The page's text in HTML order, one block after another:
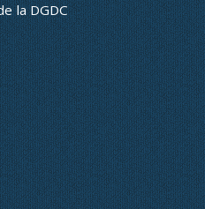
la DGDC